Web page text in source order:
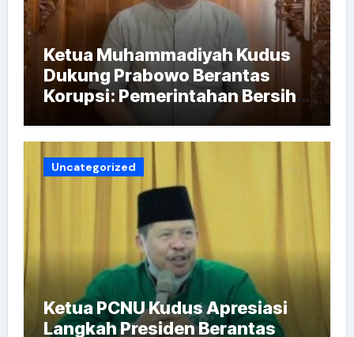
Ketua Muhammadiyah Kudus
Dukung Prabowo Berantas
Korupsi: Pemerintahan Bersih
Uncategorized
Ketua PCNU Kudus Apresiasi
Langkah Presiden Berantas